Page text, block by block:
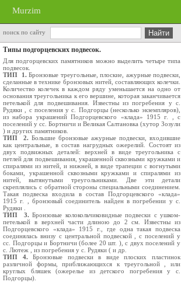
Murzim
поиск по сайту
Типы подгорцевских подвесок.
Для подгорцевских памятников можно выделить четыре типа
подвесок.
ТИП 1.Бронзовые треугольные, плоские, ажурные подвески,
сделанные в технике бронзовых нитей, составляющих колечки.
Количество колечек в каждом ряду уменьшается на одно от
основания треугольника к его вершине, которая заканчивается
петелькой для подвешивания. Известны из погребения у с.
Рудяки , с поселения у с. Подгорцы (несколько экземпляров),
из набора украшений Подгорцевского «клада» 1915 г. , с
поселений у сс. Бортничи и Великая Салтановка (хутор Зозули
) и других памятников.
ТИП 2. Большие бронзовые ажурные подвески, входившие
как центральные, в состав нагрудных ожерелий. Состоят из
двух подвижных деталей: верхней в виде треугольника с
петлей для подвешивания, украшенной сквозными кружками и
спиралями из нитей, и нижней, в виде трапеции с вогнутыми
боками, украшенной сквозными кружками и спиралями из
нитей, вытянутыми треугольниками. Две эти детали
скреплялись с обратной стороны специальными соединением.
Такая подвеска входила в состав Подгорцевского «клада»
1915 г. , бронзовый соединитель найден в погребении у с.
Рудяки .
ТИП 3. Бронзовые колокольчиковидные подвески с ушком-
петелькой в верхней части длиною до 2 см. Известны из
Подгорцевского «клада» 1915 г., где одна такая подвеска
соединялась внизу с центральной подвеской , с поселений у
сс. Подгорцы и Бортничи (более 20 шт. ), с двух поселений у
с. Лютеж , из погребения у с. Рудяки ( и др.
ТИП 4. Бронзовые подвески в виде плоских пластинок
различной формы, приближающихся к треугольной , или
круглых бляшек (ожерелье из детского погребения у с.
Подгорцы).